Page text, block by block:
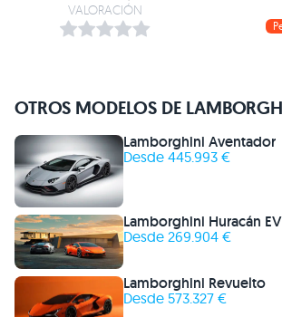
VALORACIÓN
OTROS MODELOS DE
Lamborghini Aventador
Desde 445.993 €
Lamborghini Huracán
Desde 269.904 €
Lamborghini Revuelto
Desde 573.327 €